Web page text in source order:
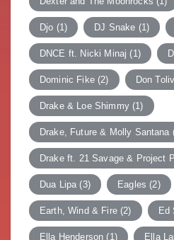
Djo (1) DJ Snake (1)
DNCE ft. Nicki Minaj (1)
Dominic Fike(2) Don
Drake & Loe Shimmy(1)
Drake, Future & Molly Santana
Drake ft. 21 Savage & Project
Dua Lipa (3) Eagles (2)
Earth, Wind & Fire(2) Ed
Ella Henderson (1) Ella